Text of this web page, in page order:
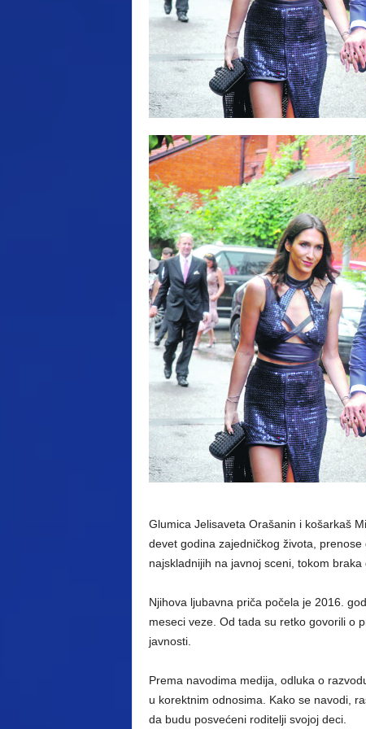
Glumica Jelisaveta Orašanin i košarkaš
devet godina zajedničkog života,
najskladnijih na javnoj sceni, tokom
Njihova ljubavna priča počela je 2016.
meseci veze. Od tada su retko govorili o
javnosti.
Prema navodima medija, odluka o
u korektnim odnosima. Kako se navodi,
da budu posvećeni roditelji svojoj deci.